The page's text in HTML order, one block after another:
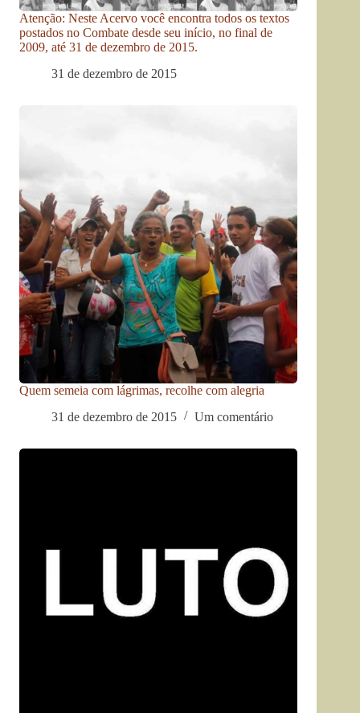
Atenção: Neste Acervo você encontra todos os textos
postados no Combate desde seu início, no final de
2009, até 31 de dezembro de 2015.
31 de dezembro de 2015
Quem semeia com lágrimas, recolhe com alegria
31 de dezembro de 2015
Um comentário